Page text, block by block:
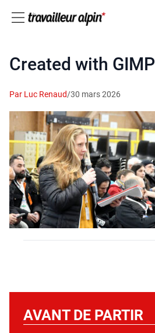
Created with GIMP
Par Luc Renaud/30 mars 2026
AVANT DE PARTIR